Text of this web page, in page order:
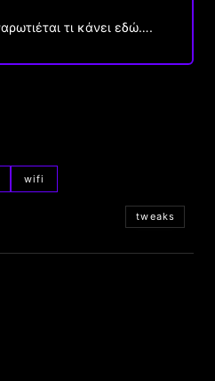
τι κάνει εδώ….
wifi
tweaks